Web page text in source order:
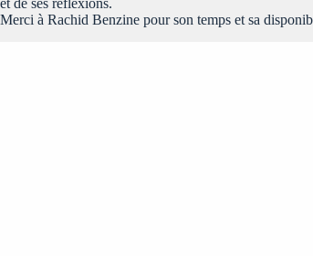
et de ses réflexions.
Merci à Rachid Benzine pour son temps et sa